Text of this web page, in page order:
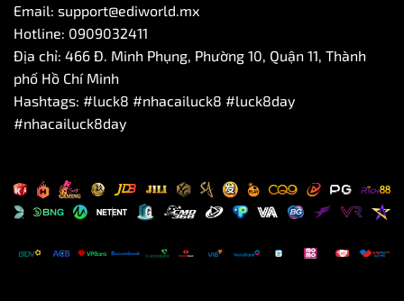
Email: support@ediworld.mx
Hotline: 0909032411
Địa chỉ: 466 Đ. Minh Phụng, Phường 10, Quận 11, Thành
phố Hồ Chí Minh
Hashtags: #luck8 #nhacailuck8 #luck8day
#nhacailuck8day